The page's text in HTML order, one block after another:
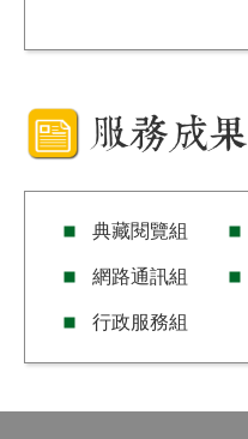
典藏閱覽組
網路通訊組
行政服務組